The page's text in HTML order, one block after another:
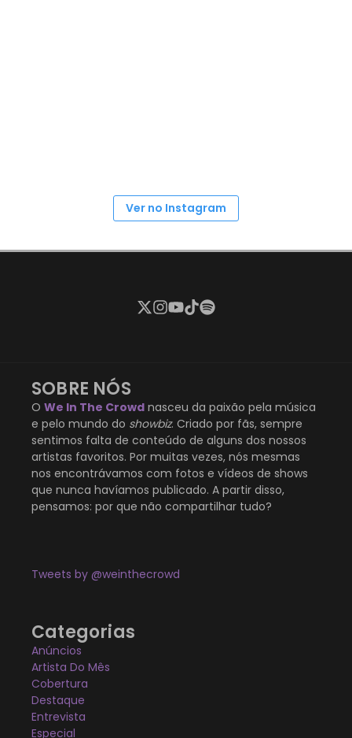
Ver no Instagram
SOBRE NÓS
O We In The Crowd nasceu da paixão pela música
e pelo mundo do showbiz. Criado por fãs, sempre
sentimos falta de conteúdo de alguns dos nossos
artistas favoritos. Por muitas vezes, nós mesmas
nos encontrávamos com fotos e vídeos de shows
que nunca havíamos publicado. A partir disso,
pensamos: por que não compartilhar tudo?
Tweets by @weinthecrowd
Categorias
Anúncios
Artista Do Mês
Cobertura
Destaque
Entrevista
Especial